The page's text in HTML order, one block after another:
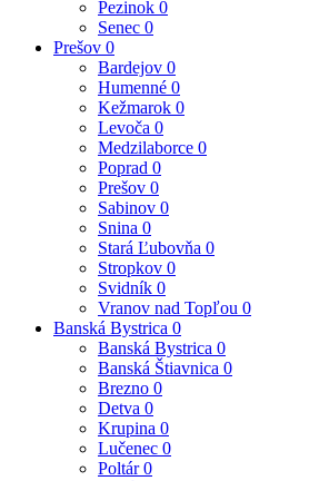
Pezinok 0
Senec 0
Prešov 0
Bardejov 0
Humenné 0
Kežmarok 0
Levoča 0
Medzilaborce 0
Poprad 0
Prešov 0
Sabinov 0
Snina 0
Stará Ľubovňa 0
Stropkov 0
Svidník 0
Vranov nad Topľou 0
Banská Bystrica 0
Banská Bystrica 0
Banská Štiavnica 0
Brezno 0
Detva 0
Krupina 0
Lučenec 0
Poltár0